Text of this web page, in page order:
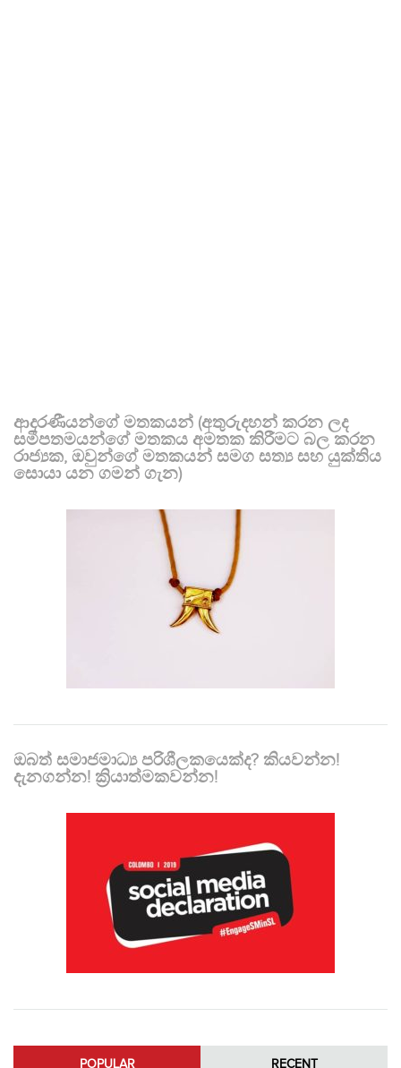
ආදරණීයන්ගේ මතකයන් (අතුරුදහන් කරන ලද
සමීපතමයන්ගේ මතකය අමතක කිරීමට බල කරන
රාජ්‍යක, ඔවුන්ගේ මතකයන් සමග සත්‍ය සහ යුක්තිය
සොයා යන ගමන් ගැන)
ඔබත් සමාජමාධ්‍ය පරිශීලකයෙක්ද? කියවන්න!
දැනගන්න! ක්‍රියාත්මකවන්න!
POPULAR RECENT